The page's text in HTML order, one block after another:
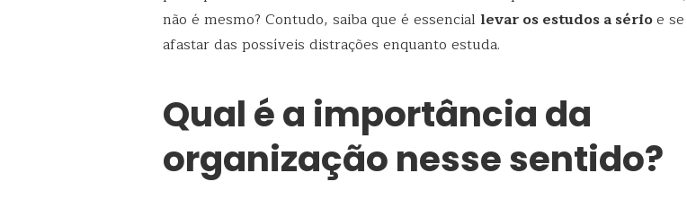
não é mesmo? Contudo, saiba que é essencial levar os estudos a sérioe se
afastar das possíveis distrações enquanto estuda.
Qual é a importância da
organização nesse sentido?